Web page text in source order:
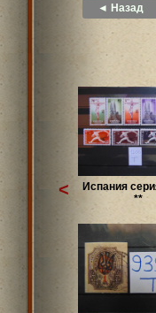
◄ Назад
Испания
**
<